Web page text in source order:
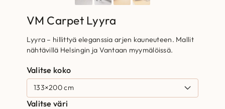
VM Carpet Lyyra
Lyyra – hillittyä eleganssia arjen kauneuteen. Mallit
nähtävillä Helsingin ja Vantaan myymälöissä.
Valitse koko
Valitse väri